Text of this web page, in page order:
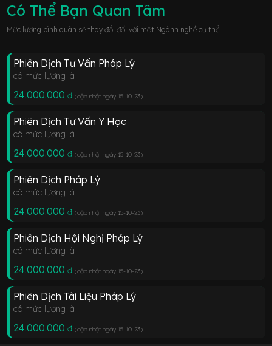
Có Thể Bạn Quan Tâm
Mức lương bình quân sẽ thay đổi đối với một Ngành nghề cụ thể.
Phiên Dịch Tư Vấn Pháp Lý
có mức lương là
24.000.000 đ (cập nhật ngày 15-10-23)
Phiên Dịch Tư Vấn Y Học
có mức lương là
24.000.000 đ (cập nhật ngày 15-10-23)
Phiên Dịch Pháp Lý
có mức lương là
24.000.000 đ (cập nhật ngày 15-10-23)
Phiên Dịch Hội Nghị Pháp Lý
có mức lương là
24.000.000 đ (cập nhật ngày 15-10-23)
Phiên Dịch Tài Liệu Pháp Lý
có mức lương là
24.000.000 đ (cập nhật ngày 15-10-23)